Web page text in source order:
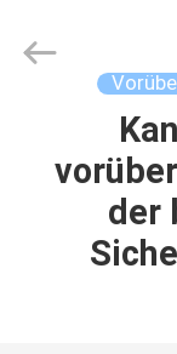
PRODUKTE
2021
Developed
der